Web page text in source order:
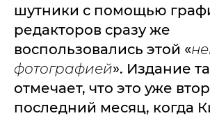
шутники с помощью
редакторов сразу же
воспользовались этой «
фотографией». Издание
отмечает, что это уже
последний месяц, когда